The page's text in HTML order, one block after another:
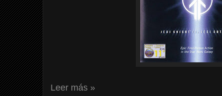
Leer más »